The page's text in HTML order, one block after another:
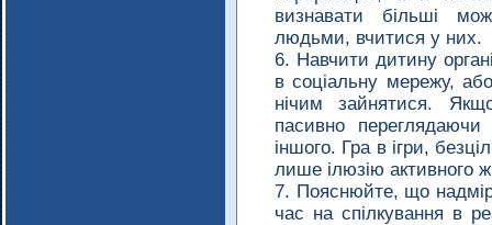
визнавати більші
людьми, вчитися у них.
Навчити дитину
в соціальну мережу,
нічим зайнятися.
пасивно
іншого. Гра в ігри,
лише ілюзію активного
Пояснюйте, що
час на спілкування в